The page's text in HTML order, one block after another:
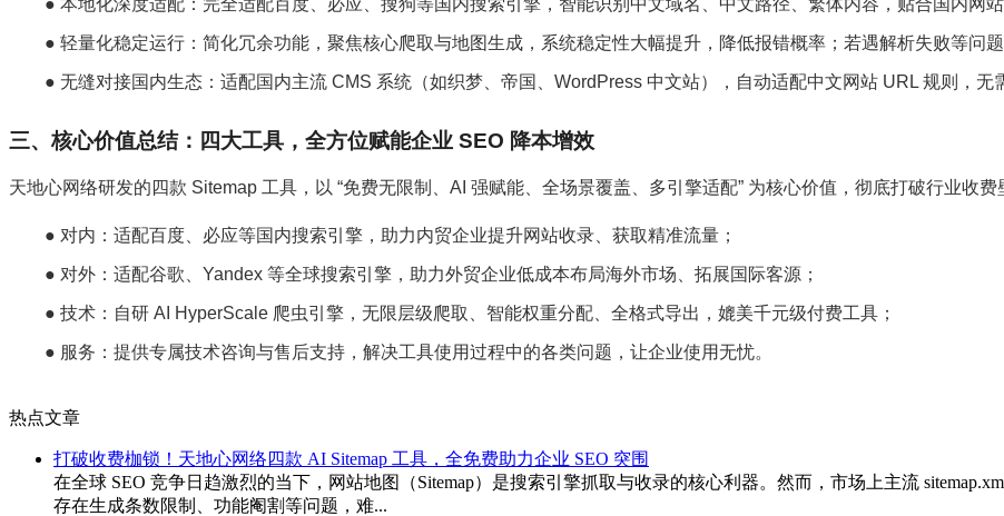
● 轻量化稳定运行：简化冗余功能，聚焦核心爬取与地图生成，系统稳定性大幅提升，降低报错概率；若遇解析失败等问
● 无缝对接国内生态：适配国内主流 CMS 系统（如织梦、帝国、WordPress 中文站），自动适配中文网站 URL 规则，无
三、核心价值总结：四大工具，全方位赋能企业 SEO 降本增效
天地心网络研发的四款 Sitemap 工具，以 “免费无限制、AI 强赋能、全场景覆盖、多引擎适配” 为核心价值，彻底打破行业收
● 对内：适配百度、必应等国内搜索引擎，助力内贸企业提升网站收录、获取精准流量；
● 对外：适配谷歌、Yandex 等全球搜索引擎，助力外贸企业低成本布局海外市场、拓展国际客源；
● 技术：自研 AI HyperScale 爬虫引擎，无限层级爬取、智能权重分配、全格式导出，媲美千元级付费工具；
● 服务：提供专属技术咨询与售后支持，解决工具使用过程中的各类问题，让企业使用无忧。
热点文章
打破收费枷锁！天地心网络四款 AI Sitemap 工具，全免费助力企业 SEO 突围
在全球 SEO 竞争日趋激烈的当下，网站地图（Sitemap）是搜索引擎抓取与收录的核心利器。然而，市场上主流
存在生成条数限制、功能阉割等问题，难...